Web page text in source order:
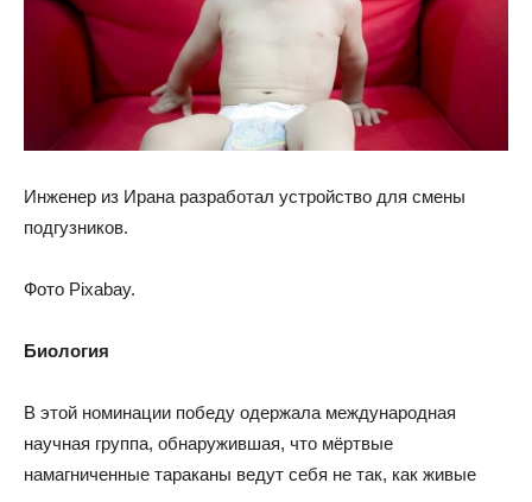
Инженер из Ирана разработал устройство для смены
подгузников.
Фото Pixabay.
Биология
В этой номинации победу одержала международная
научная группа, обнаружившая, что мёртвые
намагниченные тараканы ведут себя не так, как живые